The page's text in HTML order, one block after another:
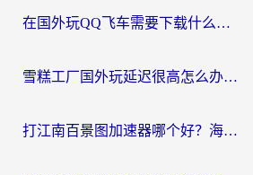
在国外玩QQ飞车需要下载什么加速器呢？海外党亲测有效的国服游戏加速指南
雪糕工厂国外玩延迟很高怎么办？海外玩家国服游戏加速终极攻略（附实测推荐）
打江南百景图加速器哪个好？海外党踩坑N次后，终于找到不卡的秘诀